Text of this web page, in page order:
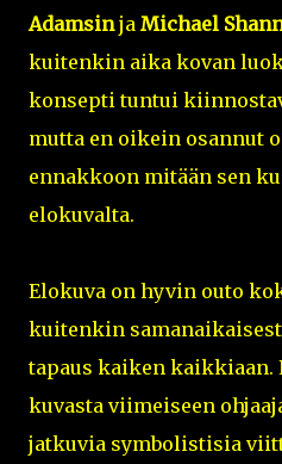
Adamsinja Michael
kuitenkin aika kovan
konsepti tuntui
mutta en oikein osannut
ennakkoon mitään sen
elokuvalta.
Elokuva on hyvin outo
kuitenkin
tapaus kaiken kaikkiaan.
kuvasta viimeiseen
jatkuvia symbolistisia